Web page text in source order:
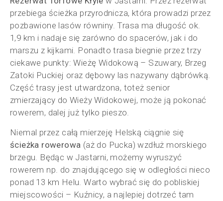
przebiega ścieżka przyrodnicza, która prowadzi przez
pozbawione lasów równiny. Trasa ma długość ok.
1,9 km i nadaje się zarówno do spacerów, jak i do
marszu z kijkami. Ponadto trasa biegnie przez trzy
ciekawe punkty: Wieżę Widokową – Szuwary, Brzeg
Zatoki Puckiej oraz dębowy las nazywany dąbrówką.
Część trasy jest utwardzona, toteż senior
zmierzający do Wieży Widokowej, może ją pokonać
rowerem, dalej już tylko pieszo.
Niemal przez całą mierzeję Helską ciągnie się
ścieżka rowerowa (aż do Pucka) wzdłuż morskiego
brzegu. Będąc w Jastarni, możemy wyruszyć
rowerem np. do znajdującego się w odległości nieco
ponad 13 km Helu. Warto wybrać się do pobliskiej
miejscowości – Kuźnicy, a najlepiej dotrzeć tam